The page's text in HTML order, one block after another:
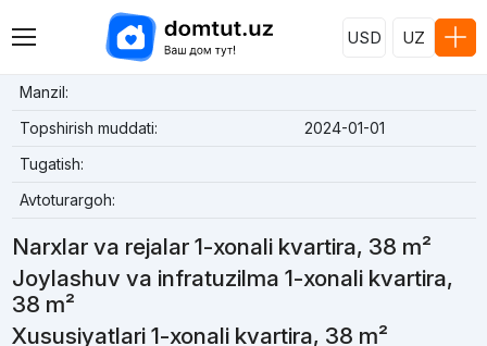
USD UZ
Manzil:
Topshirish muddati:
2024-01-01
Tugatish:
Avtoturargoh:
Narxlar va rejalar 1-xonali kvartira, 38 m²
Joylashuv va infratuzilma 1-xonali kvartira,
38 m²
Xususiyatlari 1-xonali kvartira, 38 m²